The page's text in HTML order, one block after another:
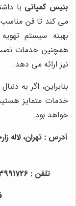
بنیس کمپانی با
می کند تا فن مناسب
بهینه سیستم
همچنین خدمات
نیز ارائه می دهد.
بنابراین، اگر به
خدمات متمایز
خواهد بود.
آدرس : تهران، لاله
تلفن : 02133991726-02133993254-02133991767